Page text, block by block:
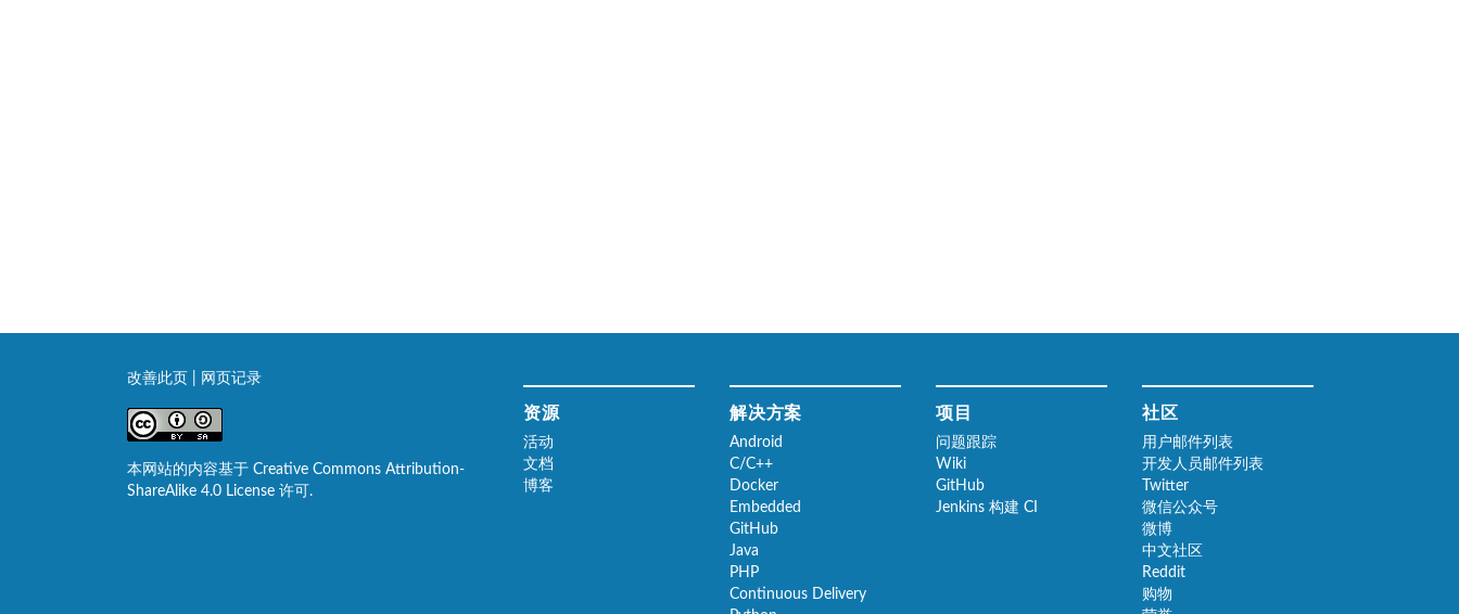
改善此页 网页记录
本网站的内容基于 Creative Commons Attribution-
ShareAlike 4.0 License 许可.
资源
活动
文档
博客
解决方案
Android
C/C++
Docker
Embedded
GitHub
Java
PHP
Continuous Delivery
项目
问题跟踪
Wiki
GitHub
Jenkins 构建 CI
社区
用户邮件列表
开发人员邮件列表
Twitter
微信公众号
微博
中文社区
Reddit
购物